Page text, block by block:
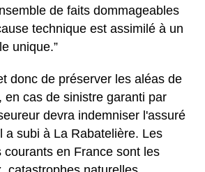
de faits dommageables
technique est assimilé à un
unique.”
donc de préserver les aléas de
en cas de sinistre garanti par
devra indemniser l'assuré
a subi à La Rabatelière. Les
courants en France sont les